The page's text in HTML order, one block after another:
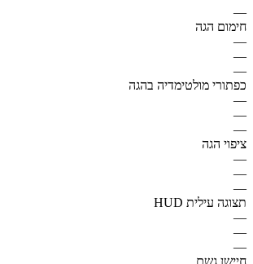
—
חימום הגה
—
—
—
כפתורי מולטימדיה בהגה
—
—
—
ציפוי הגה
—
—
—
תצוגה עילית HUD
—
—
—
חיישן גשם